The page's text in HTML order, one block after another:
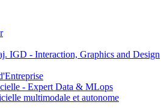
- Interaction, Graphics and Design
- Expert Data & MLops
multimodale et autonome